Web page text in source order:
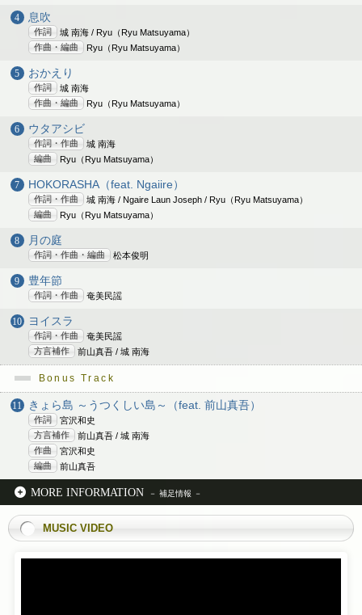
息吹
作詞
城 南海 / Ryu（Ryu Matsuyama）
作曲・編曲
Ryu（Ryu Matsuyama）
おかえり
作詞
城 南海
作曲・編曲
Ryu（Ryu Matsuyama）
ウタアシビ
作詞・作曲
城 南海
編曲
Ryu（Ryu Matsuyama）
HOKORASHA（feat. Ngaiire）
作詞・作曲
城 南海 / Ngaire Laun Joseph / Ryu（Ryu Matsuyama）
編曲
Ryu（Ryu Matsuyama）
月の庭
作詞・作曲・編曲 松本俊明
豊年節
作詞・作曲 奄美民謡
ヨイスラ
作詞・作曲
奄美民謡
方言補作
前山真吾 / 城 南海
Bonus Track
きょら島 ～うつくしい島～（feat. 前山真吾）
作詞
宮沢和史
方言補作
前山真吾 / 城 南海
作曲
宮沢和史
編曲
前山真吾
MORE INFORMATION
MUSIC VIDEO